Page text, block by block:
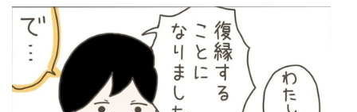
マネー
トレンド・イベント